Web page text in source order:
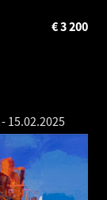
3 200
€
- 15.02.2025